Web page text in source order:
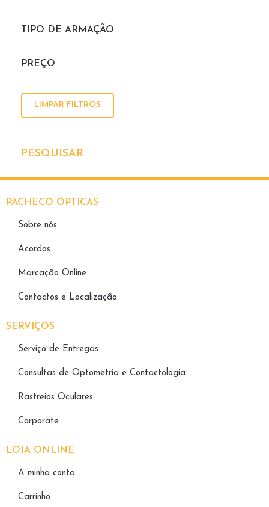
TIPO DE ARMAÇÃO
PREÇO
LIMPAR FILTROS
PESQUISAR
PACHECO ÓPTICAS
Sobre nós
Acordos
Marcação Online
Contactos e Localização
SERVIÇOS
Serviço de Entregas
Consultas de Optometria e Contactologia​
Rastreios Oculares
Corporate
LOJA ONLINE
A minha conta
Carrinho